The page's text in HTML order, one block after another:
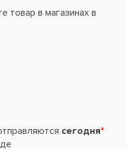
товар в магазинах в
сегодня*